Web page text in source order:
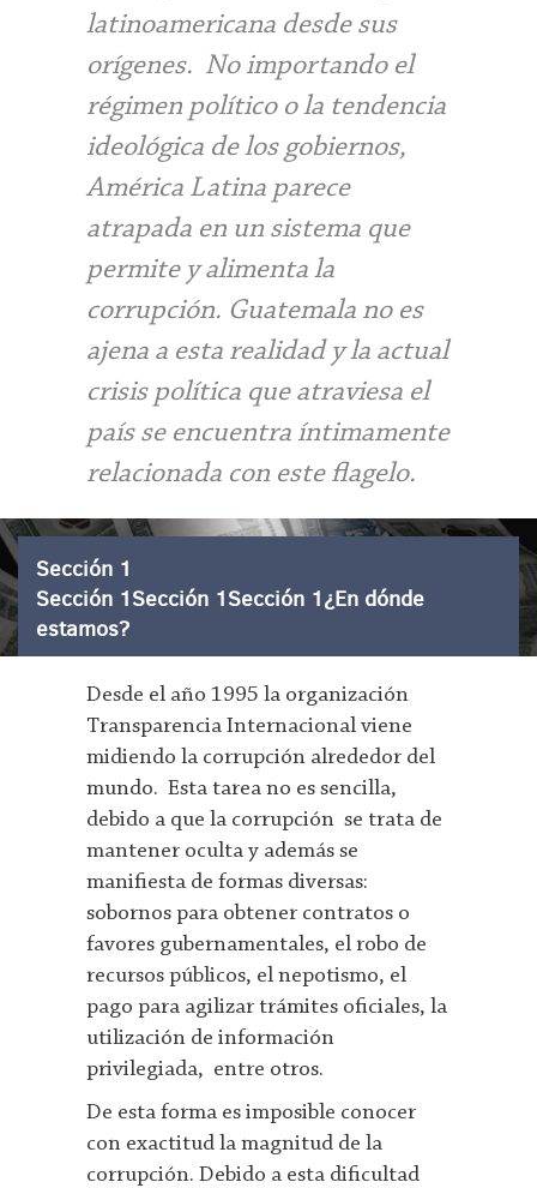
latinoamericana desde sus
orígenes. No importando el
régimen político o la tendencia
ideológica de los gobiernos,
América Latina parece
atrapada en un sistema que
permite y alimenta la
corrupción. Guatemala no es
ajena a esta realidad y la actual
crisis política que atraviesa el
país se encuentra íntimamente
relacionada con este flagelo.
Sección 1
Sección 1Sección 1Sección 1¿En dónde
estamos?
Desde el año 1995 la organización
Transparencia Internacional viene
midiendo la corrupción alrededor del
mundo. Esta tarea no es sencilla,
debido a que la corrupción se trata de
mantener oculta y además se
manifiesta de formas diversas:
sobornos para obtener contratos o
favores gubernamentales, el robo de
recursos públicos, el nepotismo, el
pago para agilizar trámites oficiales, la
utilización de información
privilegiada, entre otros.
De esta forma es imposible conocer
con exactitud la magnitud de la
corrupción. Debido a esta dificultad